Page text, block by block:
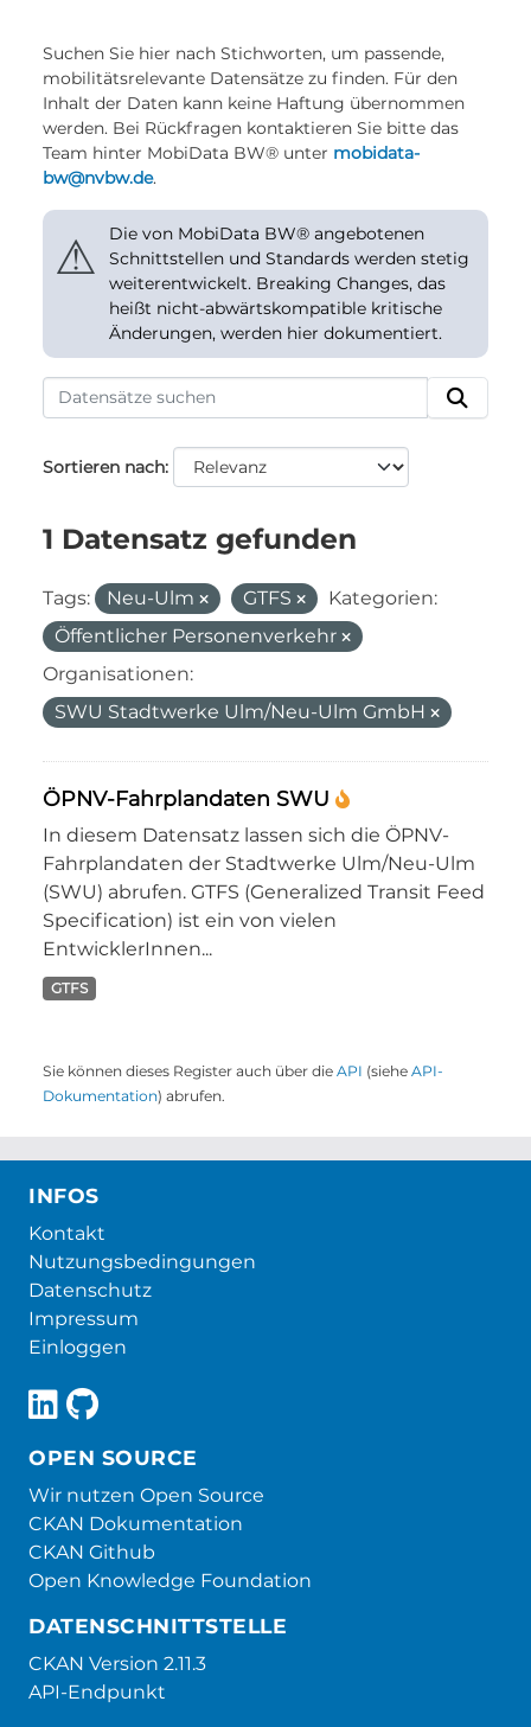
Suchen Sie hier nach Stichworten, um passende,
mobilitätsrelevante Datensätze zu finden. Für den
Inhalt der Daten kann keine Haftung übernommen
werden. Bei Rückfragen kontaktieren Sie bitte das
Team hinter MobiData BW® unter mobidata-
bw@nvbw.de.
⚠
Die von MobiData BW® angebotenen
Schnittstellen und Standards werden stetig
weiterentwickelt. Breaking Changes, das
heißt nicht-abwärtskompatible kritische
Änderungen, werden hier dokumentiert.
Sortieren nach
1 Datensatz gefunden
Tags: Neu-Ulm GTFS
Kategorien:
Öffentlicher Personenverkehr
Organisationen:
SWU Stadtwerke Ulm/Neu-Ulm GmbH
ÖPNV-Fahrplandaten SWU
In diesem Datensatz lassen sich die ÖPNV-
Fahrplandaten der Stadtwerke Ulm/Neu-Ulm
(SWU) abrufen. GTFS (Generalized Transit Feed
Specification) ist ein von vielen
EntwicklerInnen...
GTFS
Sie können dieses Register auch über die API (siehe API-
Dokumentation) abrufen.
INFOS
Kontakt
Nutzungsbedingungen
Datenschutz
Impressum
Einloggen
OPEN SOURCE
Wir nutzen Open Source
CKAN Dokumentation
CKAN Github
Open Knowledge Foundation
DATENSCHNITTSTELLE
CKAN Version 2.11.3
API-Endpunkt